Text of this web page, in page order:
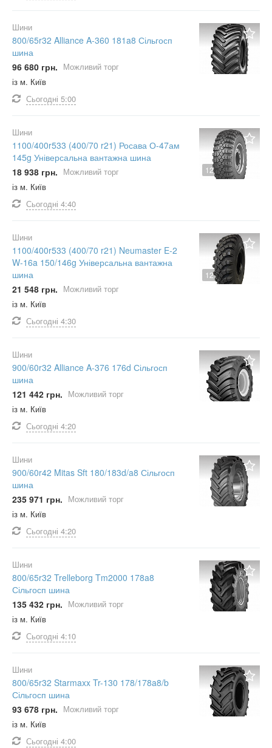
Шини
800/65r32 Alliance A-360 181a8 Сільгосп
шина
96 680 грн. Можливий торг
із м. Київ
Сьогодні 5:00
12
Шини
1100/400r533 (400/70 r21) Росава О-47ам
145g Універсальна вантажна шина
18 938 грн. Можливий торг
із м. Київ
Сьогодні 4:40
12
Шини
1100/400r533 (400/70 r21) Neumaster E-2
W-16a 150/146g Універсальна вантажна
шина
21 548 грн. Можливий торг
із м. Київ
Сьогодні 4:30
Шини
900/60r32 Alliance A-376 176d Сільгосп
шина
121 442 грн. Можливий торг
із м. Київ
Сьогодні 4:20
Шини
900/60r42 Mitas Sft 180/183d/a8 Сільгосп
шина
235 971 грн. Можливий торг
із м. Київ
Сьогодні 4:20
Шини
800/65r32 Trelleborg Tm2000 178a8
Сільгосп шина
135 432 грн. Можливий торг
із м. Київ
Сьогодні 4:10
Шини
800/65r32 Starmaxx Tr-130 178/178a8/b
Сільгосп шина
93 678 грн. Можливий торг
із м. Київ
Сьогодні 4:00